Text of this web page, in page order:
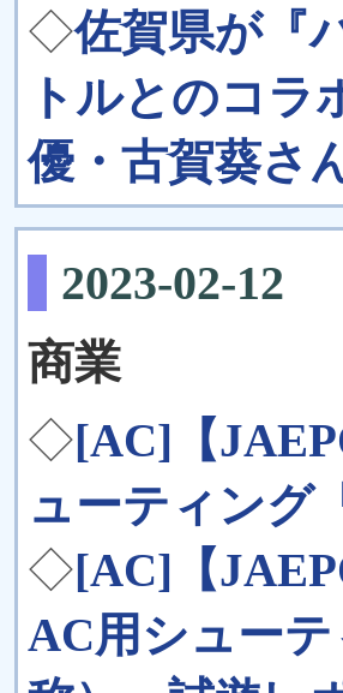
◇佐賀県が『
トルとのコ
優・古賀葵さ
2023-02-12
商業
◇[AC]【
ューティング
◇[AC]【
AC用シュー